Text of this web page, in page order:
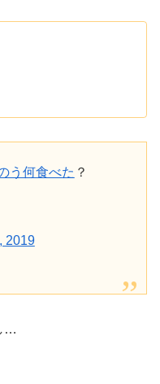
う何食べた ？
2019
…